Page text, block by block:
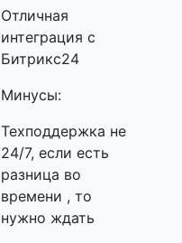
Отличная
интеграция с
Битрикс24
Минусы:
Техподдержка не
24/7, если есть
разница во
времени , то
нужно ждать